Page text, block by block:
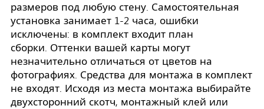
размеров под любую стену. Самостоятельная
установка занимает 1-2 часа, ошибки
исключены: в комплект входит план
сборки. Оттенки вашей карты могут
незначительно отличаться от цветов на
фотографиях. Средства для монтажа в комплект
не входят. Исходя из места монтажа выбирайте
двухсторонний скотч, монтажный клей или